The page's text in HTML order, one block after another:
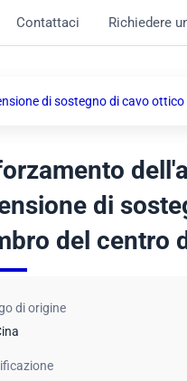
Contattaci Richiedere
di sostegno di cavo
di
del centro
di origine